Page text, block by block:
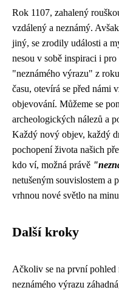
Rok 1107, zahalený
vzdálený a neznámý.
jiný, se zrodily události a
nesou v sobě inspiraci i
"neznámého výrazu" z
času, otevírá se před námi
objevování. Můžeme se
archeologických nálezů a
Každý nový objev, každý
pochopení života našich
kdo ví, možná právě
netušeným souvislostem a
vrhnou nové světlo na
Další kroky
Ačkoliv se na první pohled
neznámého výrazu